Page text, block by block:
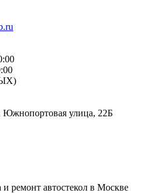
Южнопортовая улица, 22Б
ремонт автостекол в Москве